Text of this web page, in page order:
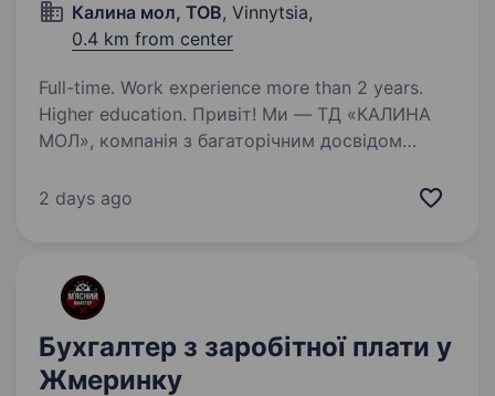
Калина мол, ТОВ, Vinnytsia,
0.4 km from center
Full-time. Work experience more than 2 years.
Higher education. Привіт! Ми — ТД «КАЛИНА
МОЛ», компанія з багаторічним досвідом
продуктами харчування. Наша команда щодня
2 days ago
Бухгалтер з заробітної плати у
Жмеринку